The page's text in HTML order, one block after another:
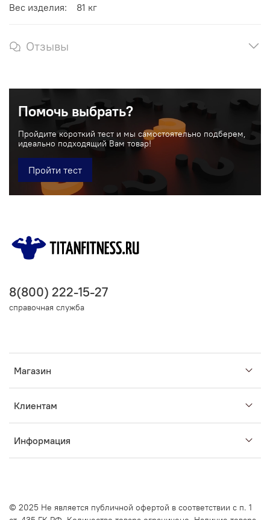
Вес изделия: 81 кг
Отзывы
Помочь выбрать?
Пройдите короткий тест и мы самостоятельно подберем,
идеально подходящий Вам товар!
Пройти тест
Магазин
Клиентам
Информация
8(800) 222-15-27
справочная служба
© 2025 Не является публичной офертой в соответствии с п. 1